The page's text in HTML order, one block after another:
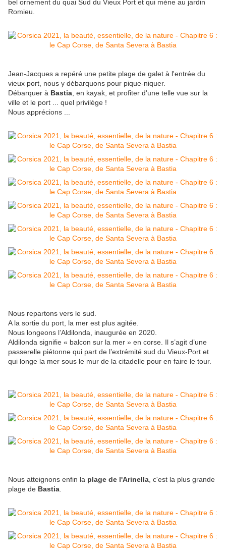
bel ornement du quai Sud du Vieux Port et qui mène au jardin
Romieu.
Jean-Jacques a repéré une petite plage de galet à l'entrée du
vieux port, nous y débarquons pour pique-niquer.
Débarquer à Bastia , en kayak, et profiter d'une telle vue sur la
ville et le port ... quel privilège !
Nous apprécions ...
Nous repartons vers le sud.
A la sortie du port, la mer est plus agitée.
Nous longeons l’Aldilonda, inaugurée en 2020.
Aldilonda signifie « balcon sur la mer » en corse. Il s’agit d’une
passerelle piétonne qui part de l’extrémité sud du Vieux-Port et
qui longe la mer sous le mur de la citadelle pour en faire le tour.
Nous atteignons enfin la plage de l'Arinella , c'est la plus grande
plage de Bastia